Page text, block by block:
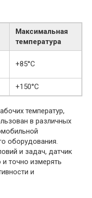
Максимальная
температура
+85°C
+150°C
температур,
в различных
оборудования.
и задач, датчик
точно измерять
и